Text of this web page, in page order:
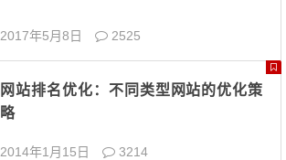
2017年5月8日 2525
网站排名优化：不同类型网站的优化策
略
2014年1月15日 3214